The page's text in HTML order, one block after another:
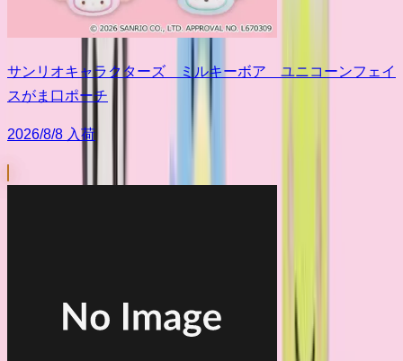
サンリオキャラクターズ ミルキーボア ユニコーンフェイ
スがま口ポーチ
2026/8/8 入荷